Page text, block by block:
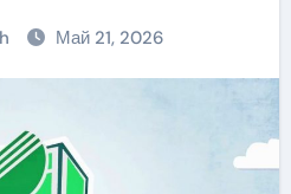
Май 21, 2026